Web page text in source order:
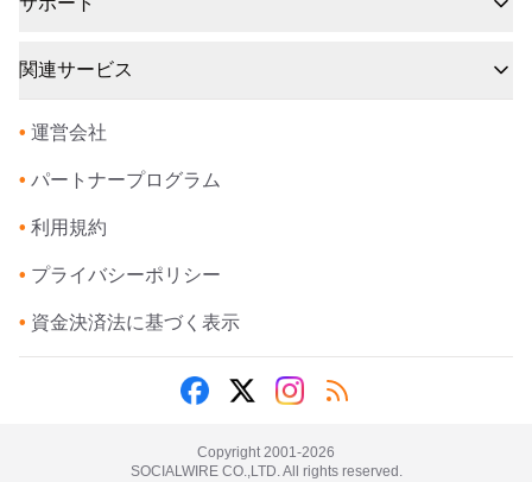
関連サービス
• 運営会社
• パートナープログラム
• 利用規約
• プライバシーポリシー
• 資金決済法に基づく表示
Copyright 2001-2026
SOCIALWIRE CO.,LTD. All rights reserved.